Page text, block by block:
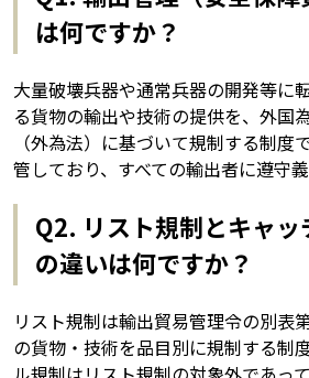
は何ですか？
大量破壊兵器や通常兵器の開発等に
る貨物の輸出や技術の提供を、外国
（外為法）に基づいて規制する制度
管しており、すべての輸出者に遵守義
Q2. リスト規制とキャッ
の違いは何ですか？
リスト規制は輸出貿易管理令の別表
の貨物・技術を品目別に規制する制